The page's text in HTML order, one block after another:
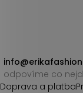
info@
odpovíme co
Doprava a platba